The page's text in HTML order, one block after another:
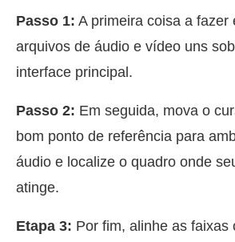
Passo 1: A primeira coisa a fazer
arquivos de áudio e vídeo uns
interface principal.
Passo 2: Em seguida, mova o
bom ponto de referência para
áudio e localize o quadro onde
atinge.
Etapa 3: Por fim, alinhe as faixas